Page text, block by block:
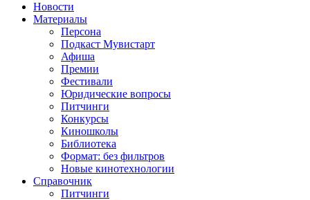
Новости
Материалы
Персона
Подкаст Мувистарт
Афиша
Премии
Фестивали
Юридические вопросы
Питчинги
Конкурсы
Киношколы
Библиотека
Формат: без фильтров
Новые кинотехнологии
Справочник
Питчинги